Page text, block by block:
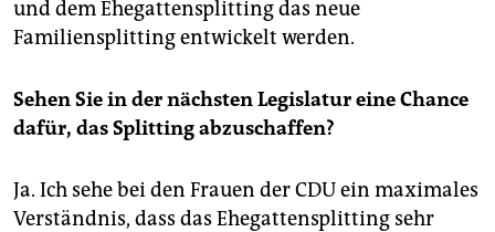
und dem Ehegattensplitting das neue
Familiensplitting entwickelt werden.
Sehen Sie in der nächsten Legislatur eine Chance
dafür, das Splitting abzuschaffen?
Ja. Ich sehe bei den Frauen der CDU ein maximales
Verständnis, dass das Ehegattensplitting sehr